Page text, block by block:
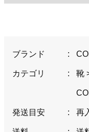
ブランド :
カテゴリ : 靴
発送目安 : 再